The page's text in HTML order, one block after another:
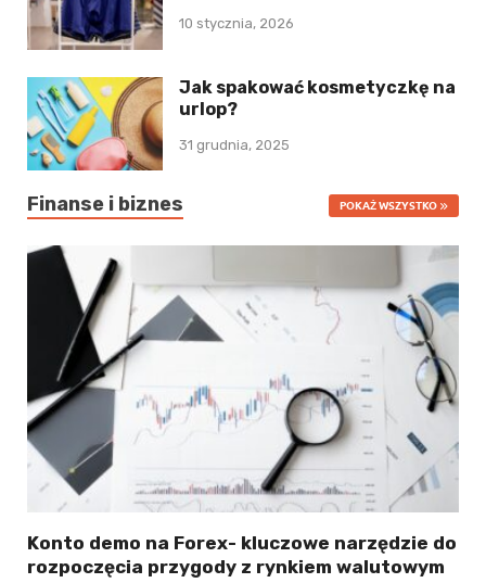
10 stycznia, 2026
Jak spakować kosmetyczkę na
urlop?
31 grudnia, 2025
Finanse i biznes POKAŻ WSZYSTKO
Konto demo na Forex- kluczowe narzędzie do
rozpoczęcia przygody z rynkiem walutowym